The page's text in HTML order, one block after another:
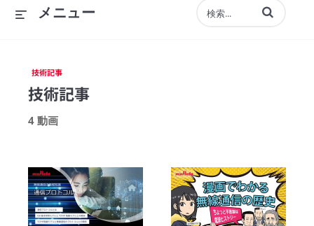
メニュー 動画の検索語句
技術記事
技術記事
4 動画